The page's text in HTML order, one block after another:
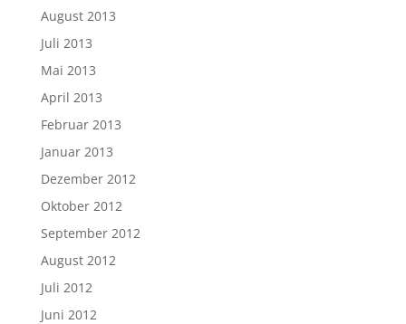
August 2013
Juli 2013
Mai 2013
April 2013
Februar 2013
Januar 2013
Dezember 2012
Oktober 2012
September 2012
August 2012
Juli 2012
Juni 2012